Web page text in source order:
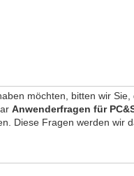
möchten, bitten wir
Anwenderfragen für
Diese Fragen werden wir